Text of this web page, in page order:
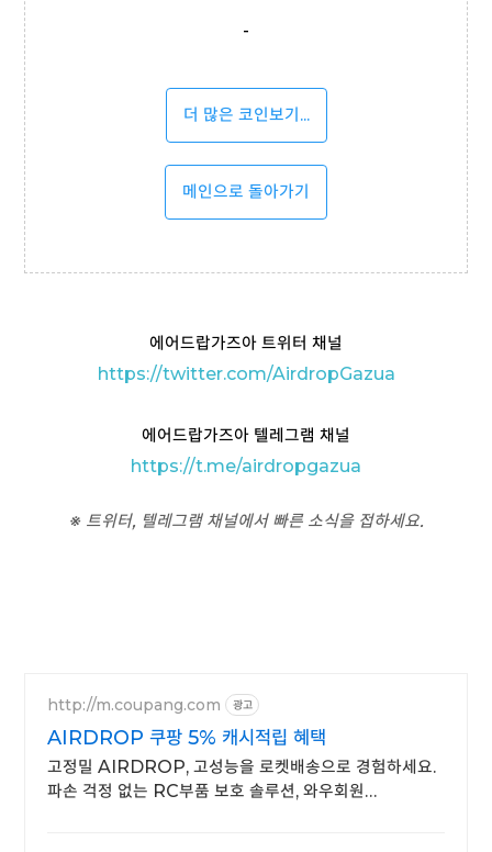
-
더 많은 코인보기...
메인으로 돌아가기
에어드랍가즈아 트위터 채널
https://twitter.com/AirdropGazua
에어드랍가즈아 텔레그램 채널
https://t.me/airdropgazua
※ 트위터, 텔레그램 채널에서 빠른 소식을 접하세요.
http://m.coupang.com 광고
AIRDROP 쿠팡 5% 캐시적립 혜택
고정밀 AIRDROP, 고성능을 로켓배송으로 경험하세요.
파손 걱정 없는 RC부품 보호 솔루션, 와우회원